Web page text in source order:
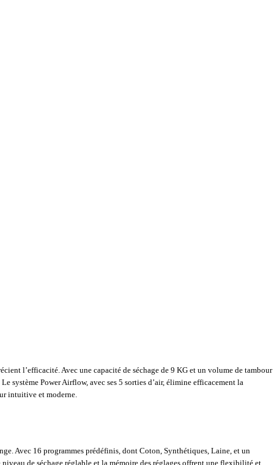
l’efficacité. Avec une capacité de séchage de 9 KG et un volume de tambour
système Power Airflow, avec ses 5 sorties d’air, élimine efficacement la
intuitive et moderne.
Avec 16 programmes prédéfinis, dont Coton, Synthétiques, Laine, et un
de séchage réglable et la mémoire des réglages offrent une flexibilité et